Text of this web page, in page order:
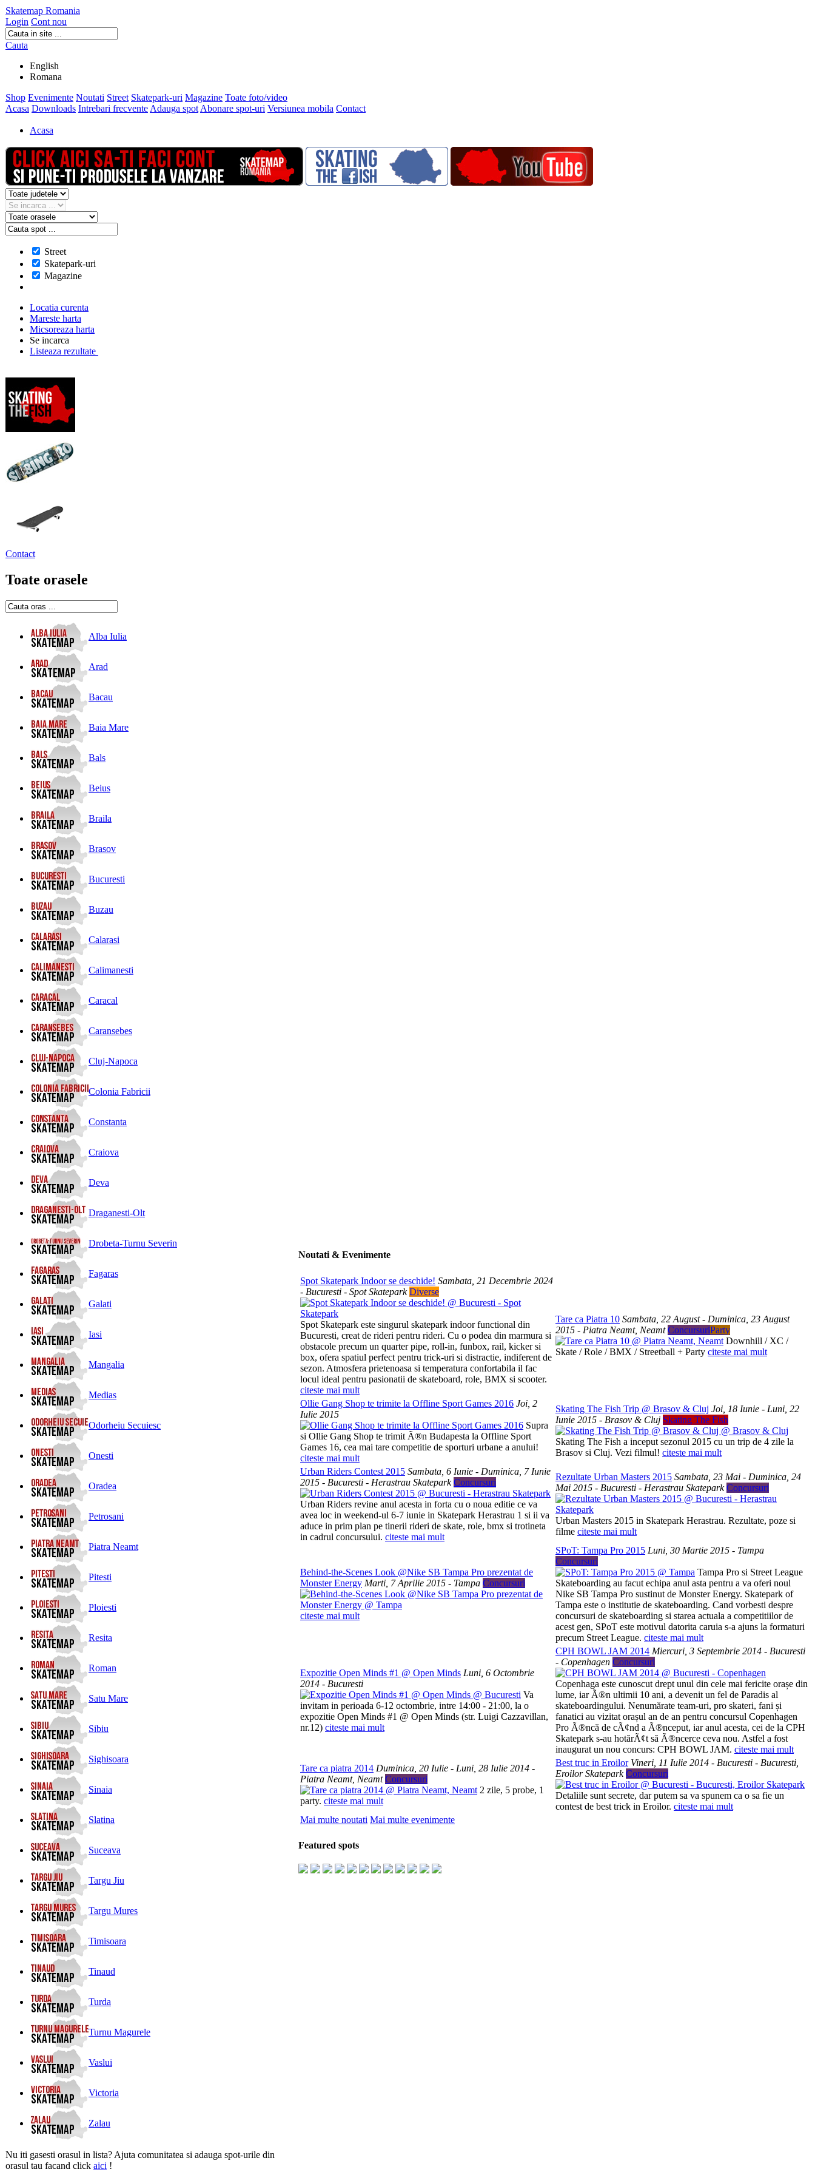
Skatemap Romania
Login Cont nou
Cauta
English
Romana
Shop Evenimente Noutati Street Skatepark-uri Magazine Toate foto/video
Acasa Downloads Intrebari frecvente Adauga spot Abonare spot-uri Versiunea mobila Contact
Acasa
Street
Skatepark-uri
Magazine
Locatia curenta
Mareste harta
Micsoreaza harta
Se incarca
Listeaza rezultate
Contact
Toate orasele
Alba Iulia
Arad
Bacau
Baia Mare
Bals
Beius
Braila
Brasov
Bucuresti
Buzau
Calarasi
Calimanesti
Caracal
Caransebes
Cluj-Napoca
Colonia Fabricii
Constanta
Craiova
Deva
Draganesti-Olt
Drobeta-Turnu Severin
Fagaras
Galati
Iasi
Mangalia
Medias
Odorheiu Secuiesc
Onesti
Oradea
Petrosani
Piatra Neamt
Pitesti
Ploiesti
Resita
Roman
Satu Mare
Sibiu
Sighisoara
Sinaia
Slatina
Suceava
Targu Jiu
Targu Mures
Timisoara
Tinaud
Turda
Turnu Magurele
Vaslui
Victoria
Zalau
Nu iti gasesti orasul in lista? Ajuta comunitatea si adauga spot-urile din
orasul tau facand click aici !
Noutati & Evenimente
Spot Skatepark Indoor se deschide! Sambata, 21 Decembrie 2024
- Bucuresti - Spot Skatepark Diverse
Spot Skatepark este singurul skatepark indoor functional din
Bucuresti, creat de rideri pentru rideri. Cu o podea din marmura si
obstacole precum un quarter pipe, roll-in, funbox, rail, kicker si
box, ofera spatiul perfect pentru trick-uri si distractie, indiferent de
sezon. Atmosfera prietenoasa si temperatura confortabila il fac
locul ideal pentru pasionatii de skateboard, role, BMX si scooter.
citeste mai mult
Tare ca Piatra 10 Sambata, 22 August - Duminica, 23 August
2015 - Piatra Neamt, Neamt ConcursuriParty
Downhill / XC /
Skate / Role / BMX / Streetball + Party citeste mai mult
Ollie Gang Shop te trimite la Offline Sport Games 2016 Joi, 2
Iulie 2015
Supra
si Ollie Gang Shop te trimit Ã®n Budapesta la Offline Sport
Games 16, cea mai tare competitie de sporturi urbane a anului!
citeste mai mult
Skating The Fish Trip @ Brasov & Cluj Joi, 18 Iunie - Luni, 22
Iunie 2015 - Brasov & Cluj Skating The Fish
Skating The Fish a inceput sezonul 2015 cu un trip de 4 zile la
Brasov si Cluj. Vezi filmul! citeste mai mult
Urban Riders Contest 2015 Sambata, 6 Iunie - Duminica, 7 Iunie
2015 - Bucuresti - Herastrau Skatepark Concursuri
Urban Riders revine anul acesta in forta cu o noua editie ce va
avea loc in weekend-ul 6-7 iunie in Skatepark Herastrau 1 si ii va
aduce in prim plan pe tinerii rideri de skate, role, bmx si trotineta
in cadrul concursului. citeste mai mult
Rezultate Urban Masters 2015 Sambata, 23 Mai - Duminica, 24
Mai 2015 - Bucuresti - Herastrau Skatepark Concursuri
Urban Masters 2015 in Skatepark Herastrau. Rezultate, poze si
filme citeste mai mult
Behind-the-Scenes Look @Nike SB Tampa Pro prezentat de
Monster Energy Marti, 7 Aprilie 2015 - Tampa Concursuri
citeste mai mult
SPoT: Tampa Pro 2015 Luni, 30 Martie 2015 - Tampa
Concursuri
Tampa Pro si Street League
Skateboarding au facut echipa anul asta pentru a va oferi noul
Nike SB Tampa Pro sustinut de Monster Energy. Skatepark of
Tampa este o institutie de skateboarding. Cand vorbesti despre
concursuri de skateboarding si starea actuala a competitiilor de
acest gen, SPoT este motivul datorita caruia s-a ajuns la formaturi
precum Street League. citeste mai mult
Expozitie Open Minds #1 @ Open Minds Luni, 6 Octombrie
2014 - Bucuresti
Va
invitam in perioada 6-12 octombrie, intre 14:00 - 21:00, la o
expozitie Open Minds #1 @ Open Minds (str. Luigi Cazzavillan,
nr.12) citeste mai mult
CPH BOWL JAM 2014 Miercuri, 3 Septembrie 2014 - Bucuresti
- Copenhagen Concursuri
Copenhaga este cunoscut drept unul din cele mai fericite orașe din
lume, iar Ã®n ultimii 10 ani, a devenit un fel de Paradis al
skateboardingului. Nenumărate team-uri, pro skateri, fani și
fanatici au vizitat orașul an de an pentru concursul Copenhagen
Pro Ã®ncă de cÃ¢nd a Ã®nceput, iar anul acesta, cei de la CPH
Skatepark s-au hotărÃ¢t să Ã®ncerce ceva nou. Astfel a fost
inaugurat un nou concurs: CPH BOWL JAM. citeste mai mult
Tare ca piatra 2014 Duminica, 20 Iulie - Luni, 28 Iulie 2014 -
Piatra Neamt, Neamt Concursuri
2 zile, 5 probe, 1
party. citeste mai mult
Best truc in Eroilor Vineri, 11 Iulie 2014 - Bucuresti - Bucuresti,
Eroilor Skatepark Concursuri
Detaliile sunt secrete, dar putem sa va spunem ca o sa fie un
contest de best trick in Eroilor. citeste mai mult
Mai multe noutati Mai multe evenimente
Featured spots